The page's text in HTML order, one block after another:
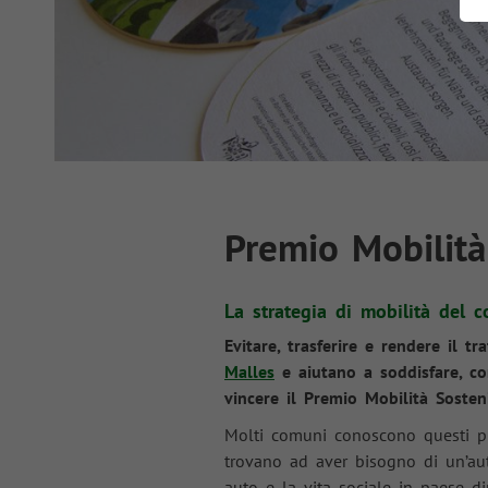
Premio
La strategia di mobilità del
Evitare, trasferire e rendere il
Malles e aiutano a soddisfare,
vincere il Premio Mobilità
Molti comuni conoscono questi
trovano ad aver bisogno di